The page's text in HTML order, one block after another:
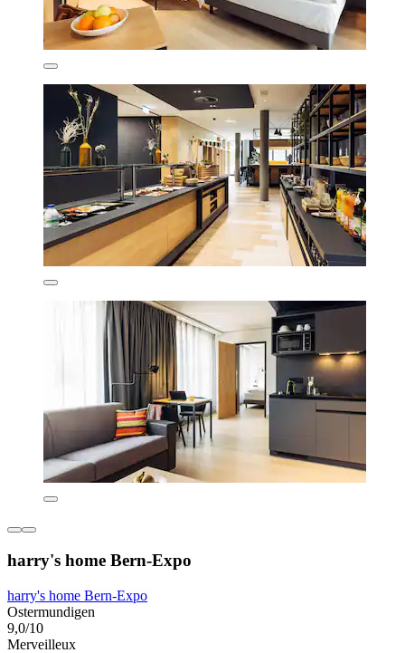
harry's home Bern-Expo
harry's home Bern-Expo
Ostermundigen
9,0/10
Merveilleux